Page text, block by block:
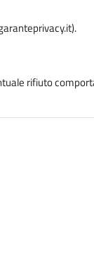
rifiuto